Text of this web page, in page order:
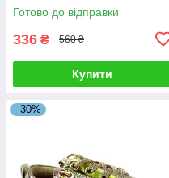
Готово до відправки
336 ₴ 560 ₴
Купити
–30%